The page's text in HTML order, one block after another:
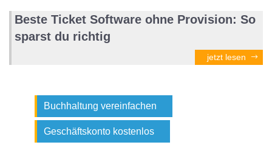
Beste Ticket Software ohne Provision: So
sparst du richtig
jetzt lesen
Buchhaltung vereinfachen
Geschäftskonto kostenlos